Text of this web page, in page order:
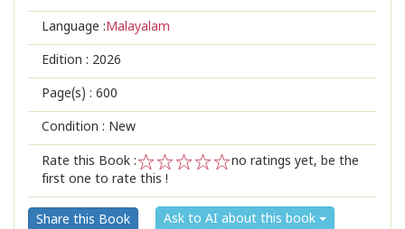
Language :Malayalam
Edition : 2026
Page(s) : 600
Condition : New
Rate this Book :
2
1
no ratings yet, be the
first one to rate this !
Share this Book Ask to AI about this book